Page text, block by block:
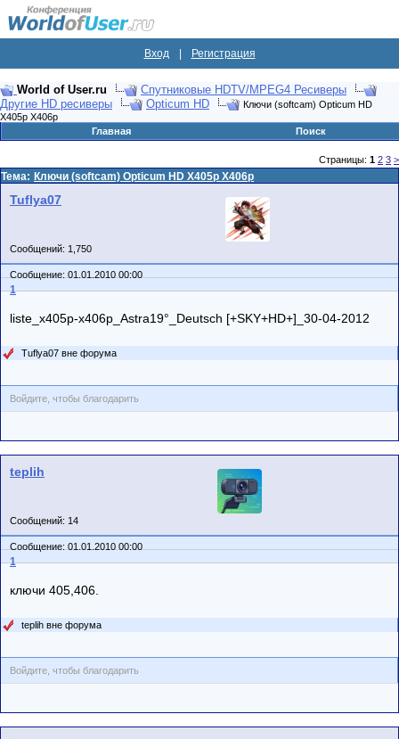
Вход Регистрация
World of User.ru
Спутниковые HDTV/MPEG4 Ресиверы
Другие HD ресиверы
Opticum HD
Ключи (softcam) Opticum HD
X405p X406p
Главная
Поиск
Страницы: 1 2 3 >
Тема: Ключи (softcam) Opticum HD X405p X406p
Tuflya07
Сообщений: 1,750
Сообщение: 01.01.2010 00:00
1
liste_x405p-x406p_Astra19°_Deutsch [+SKY+HD+]_30-04-2012
Tuflya07 вне форума
Войдите, чтобы благодарить
teplih
Сообщений: 14
Сообщение: 01.01.2010 00:00
1
ключи 405,406.
teplih вне форума
Войдите, чтобы благодарить